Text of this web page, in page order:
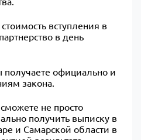
вступления в
в день
официально и
закона.
не просто
получить выписку в
и Самарской области в